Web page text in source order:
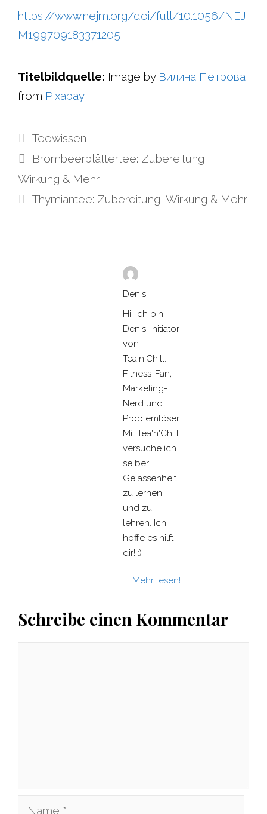
https://www.nejm.org/doi/full/10.1056/NEJ
M199709183371205
Titelbildquelle: Image by Вилина Петрова
from Pixabay
Kategorien
Teewissen
Brombeerblättertee: Zubereitung,
Wirkung & Mehr
Thymiantee: Zubereitung, Wirkung & Mehr
Denis
Hi, ich bin
Denis. Initiator
von
Tea'n'Chill.
Fitness-Fan,
Marketing-
Nerd und
Problemlöser.
Mit Tea'n'Chill
versuche ich
selber
Gelassenheit
zu lernen
und zu
lehren. Ich
hoffe es hilft
dir! :)
Mehr lesen!
Schreibe einen Kommentar
Name